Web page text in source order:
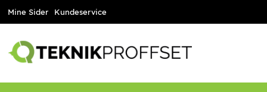
Mine Sider Kundeservice